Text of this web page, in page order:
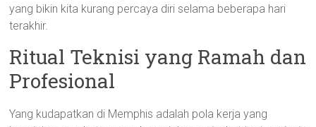
yang bikin kita kurang percaya diri selama beberapa hari
terakhir.
Ritual Teknisi yang Ramah dan
Profesional
Yang kudapatkan di Memphis adalah pola kerja yang